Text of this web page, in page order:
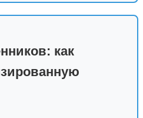
как